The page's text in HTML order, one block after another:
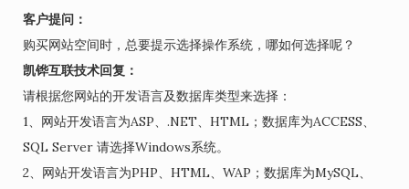
客户提问：
购买网站空间时，总要提示选择操作系统，哪如何选择呢？
凯铧互联技术回复：
请根据您网站的开发语言及数据库类型来选择：
1、网站开发语言为ASP、.NET、HTML；数据库为ACCESS、
SQL Server 请选择Windows系统。
2、网站开发语言为PHP、HTML、WAP；数据库为MySQL、